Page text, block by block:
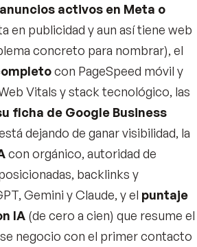
anuncios activos en Meta o
en publicidad y aun así tiene web
concreto para nombrar), el
con PageSpeed móvil y
Vitals y stack tecnológico, las
ficha de Google Business
dejando de ganar visibilidad, la
con orgánico, autoridad de
backlinks y
Gemini y Claude, y el puntaje
IA (de cero a cien) que resume el
negocio con el primer contacto